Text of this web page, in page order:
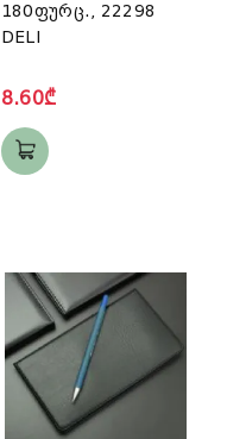
180ფურც., 22298
DELI
8.60₾